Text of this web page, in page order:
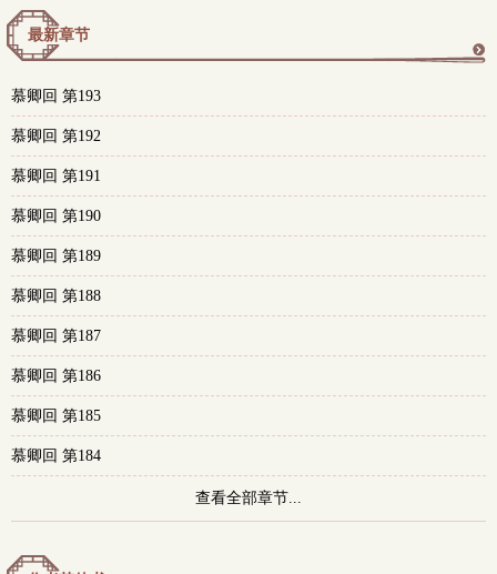
最新章节
慕卿回 第193
慕卿回 第192
慕卿回 第191
慕卿回 第190
慕卿回 第189
慕卿回 第188
慕卿回 第187
慕卿回 第186
慕卿回 第185
慕卿回 第184
查看全部章节...